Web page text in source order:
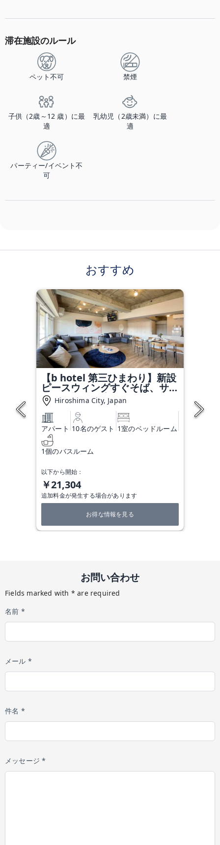
滞在施設のルール
ペット不可 禁煙
子供（2歳～12 歳）に最
適
乳幼児（2歳未満）に最
適
パーティー/イベント不
可
おすすめ
【b hotel 第三ひまわり】新設
ピースウィングすぐそば、サッ
カー観戦に最適アクセス 54
Hiroshima City, Japan
アパート 10名のゲスト 1室のベッドルーム
1個のバスルーム
以下から開始：
￥21,304
追加料金が発生する場合があります
お得な情報を見る
お問い合わせ
Fields marked with * are required
名前 *
メール *
件名 *
メッセージ *